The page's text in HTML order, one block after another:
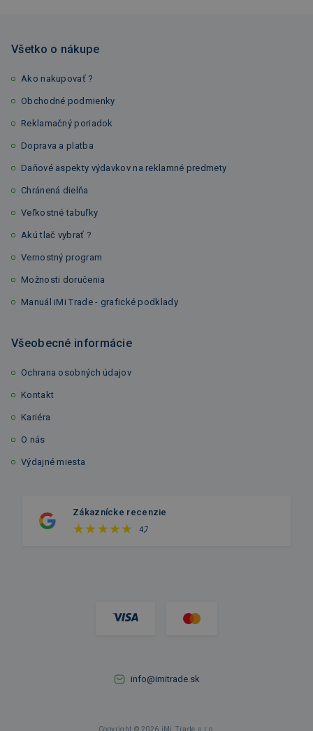
Všetko o nákupe
Ako nakupovať ?
Obchodné podmienky
Reklamačný poriadok
Doprava a platba
Daňové aspekty výdavkov na reklamné predmety
Chránená dielňa
Veľkostné tabuľky
Akú tlač vybrať ?
Vernostný program
Možnosti doručenia
Manuál iMi Trade - grafické podklady
Všeobecné informácie
Ochrana osobných údajov
Kontakt
Kariéra
O nás
Výdajné miesta
Zákaznícke recenzie
4,7
info@imitrade.sk